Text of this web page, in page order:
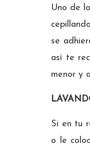
Uno de
se
así te
menor y
Si en tu
o le